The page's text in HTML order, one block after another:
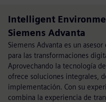
Intelligent
Siemens Advanta
Siemens Advanta es un
para las transformaciones
Aprovechando la tecnología
ofrece soluciones integrales,
implementación. Con su
combina la experiencia de